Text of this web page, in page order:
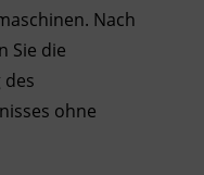
Nach
Sie die
ohne